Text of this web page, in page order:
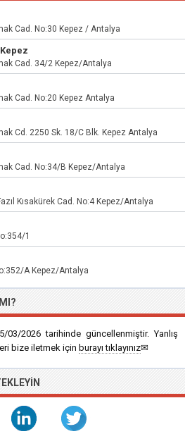
Cad. No:30 Kepez / Antalya
Cad. 34/2 Kepez/Antalya
Cad. No:20 Kepez Antalya
Cd. 2250 Sk. 18/C Blk. Kepez Antalya
Cad. No:34/B Kepez/Antalya
Kısakürek Cad. No:4 Kepez/Antalya
1
A Kepez/Antalya
2026 tarihinde güncellenmiştir. Yanlış
bize iletmek için burayı tıklayınız✉